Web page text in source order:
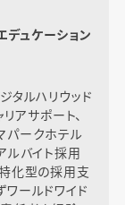
ュケーション
タルハリウッド
アサポート、
パークホテル
ルバイト採用
化型の採用支
ールドワイド